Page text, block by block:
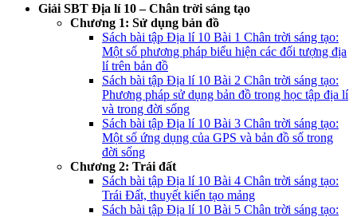
Giải SBT Địa lí 10 – Chân trời sáng tạo
Chương 1: Sử dụng bản đồ
Sách bài tập Địa lí 10 Bài 1 Chân trời sáng tạo:
Một số phương pháp biểu hiện các đối tượng địa
lí trên bản đồ
Sách bài tập Địa lí 10 Bài 2 Chân trời sáng tạo:
Phương pháp sử dụng bản đồ trong học tập địa lí
và trong đời sống
Sách bài tập Địa lí 10 Bài 3 Chân trời sáng tạo:
Một số ứng dụng của GPS và bản đồ số trong
đời sống
Chương 2: Trái đất
Sách bài tập Địa lí 10 Bài 4 Chân trời sáng tạo:
Trái Đất, thuyết kiến tạo mảng
Sách bài tập Địa lí 10 Bài 5 Chân trời sáng tạo: